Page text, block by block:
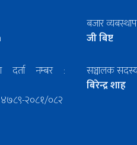
दर्ता नम्बर :
४७८९-२०८१/०८२
बजार
जी बिष्ट
सञ्चालक
बिरेन्द्र शाह